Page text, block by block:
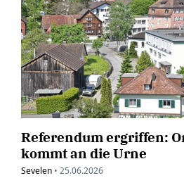
Referendum ergriffen:
kommt an die Urne
Sevelen • 25.06.2026